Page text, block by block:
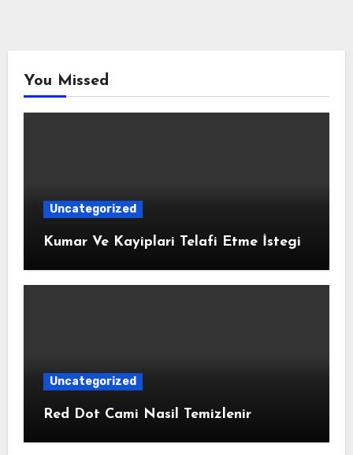
You Missed
Uncategorized
Kumar Ve Kayiplari Telafi Etme İstegi
Uncategorized
Red Dot Cami Nasil Temizlenir